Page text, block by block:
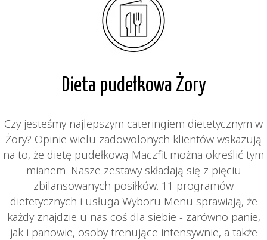
Dieta pudełkowa Żory
Czy jesteśmy najlepszym cateringiem dietetycznym w
Żory? Opinie wielu zadowolonych klientów wskazują
na to, że dietę pudełkową Maczfit można określić tym
mianem. Nasze zestawy składają się z pięciu
zbilansowanych posiłków. 11 programów
dietetycznych i usługa Wyboru Menu sprawiają, że
każdy znajdzie u nas coś dla siebie - zarówno panie,
jak i panowie, osoby trenujące intensywnie, a także